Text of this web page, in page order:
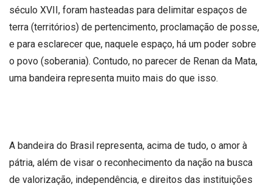
século XVII, foram hasteadas para delimitar espaços de
terra (territórios) de pertencimento, proclamação de posse,
e para esclarecer que, naquele espaço, há um poder sobre
o povo (soberania). Contudo, no parecer de Renan da Mata,
uma bandeira representa muito mais do que isso.
A bandeira do Brasil representa, acima de tudo, o amor à
pátria, além de visar o reconhecimento da nação na busca
de valorização, independência, e direitos das instituições